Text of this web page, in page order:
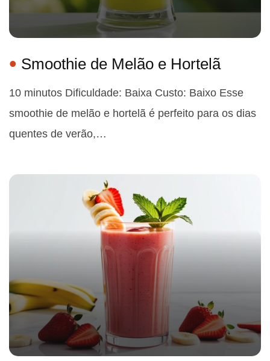
Smoothie de Melão e Hortelã
10 minutos Dificuldade: Baixa Custo: Baixo Esse
smoothie de melão e hortelã é perfeito para os dias
quentes de verão,…